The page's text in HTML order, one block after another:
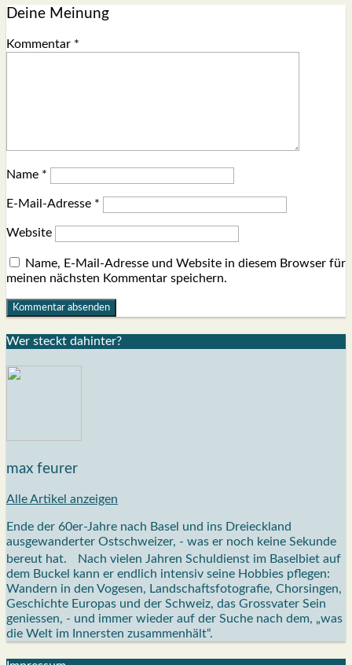
Deine Meinung
Kommentar *
Name *
E-Mail-Adresse *
Website
Name, E-Mail-Adresse und Website in diesem Browser für
meinen nächsten Kommentar speichern.
Wer steckt dahin­ter?
max feurer
Alle Artikel anzeigen
Ende der 60er-Jahre nach Basel und ins Dreieckland
ausgewanderter Ostschweizer, - was er noch keine Sekunde
bereut hat. Nach vielen Jahren Schuldienst im Baselbiet auf
dem Buckel kann er endlich intensiv seine Hobbies pflegen:
Wandern in den Vogesen, Landschaftsfotografie, Chorsingen,
Geschichte Europas und der Schweiz, das Grossvater Sein
geniessen, - und immer wieder auf der Suche nach dem, „was
die Welt im Innersten zusammenhält“.